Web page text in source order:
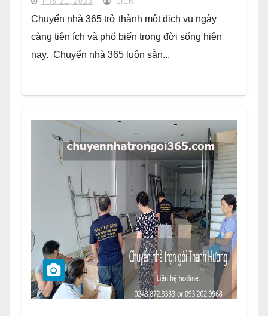
Chuyển nhà 365 trở thành một dịch vụ ngày
càng tiện ích và phổ biến trong đời sống hiện
nay. Chuyển nhà 365 luôn sẵn...